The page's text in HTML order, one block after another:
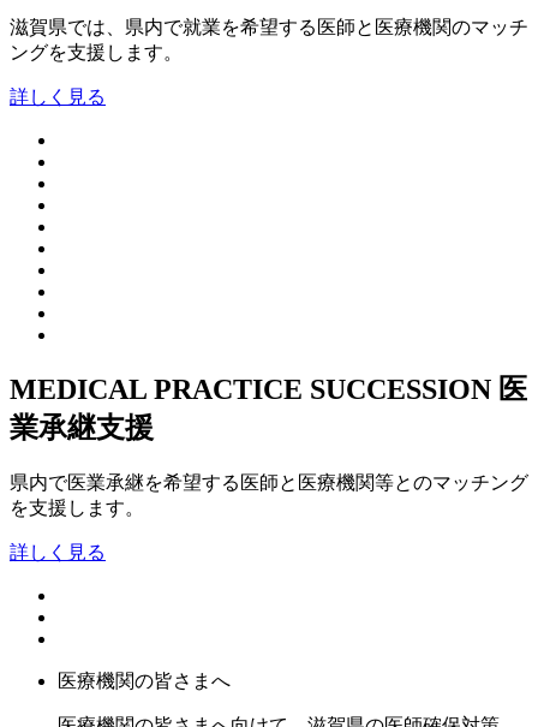
滋賀県では、県内で就業を希望する医師と医療機関のマッチ
ングを支援します。
詳しく見る
MEDICAL PRACTICE SUCCESSION 医
業承継支援
県内で医業承継を希望する医師と医療機関等とのマッチング
を支援します。
詳しく見る
医療機関の皆さまへ